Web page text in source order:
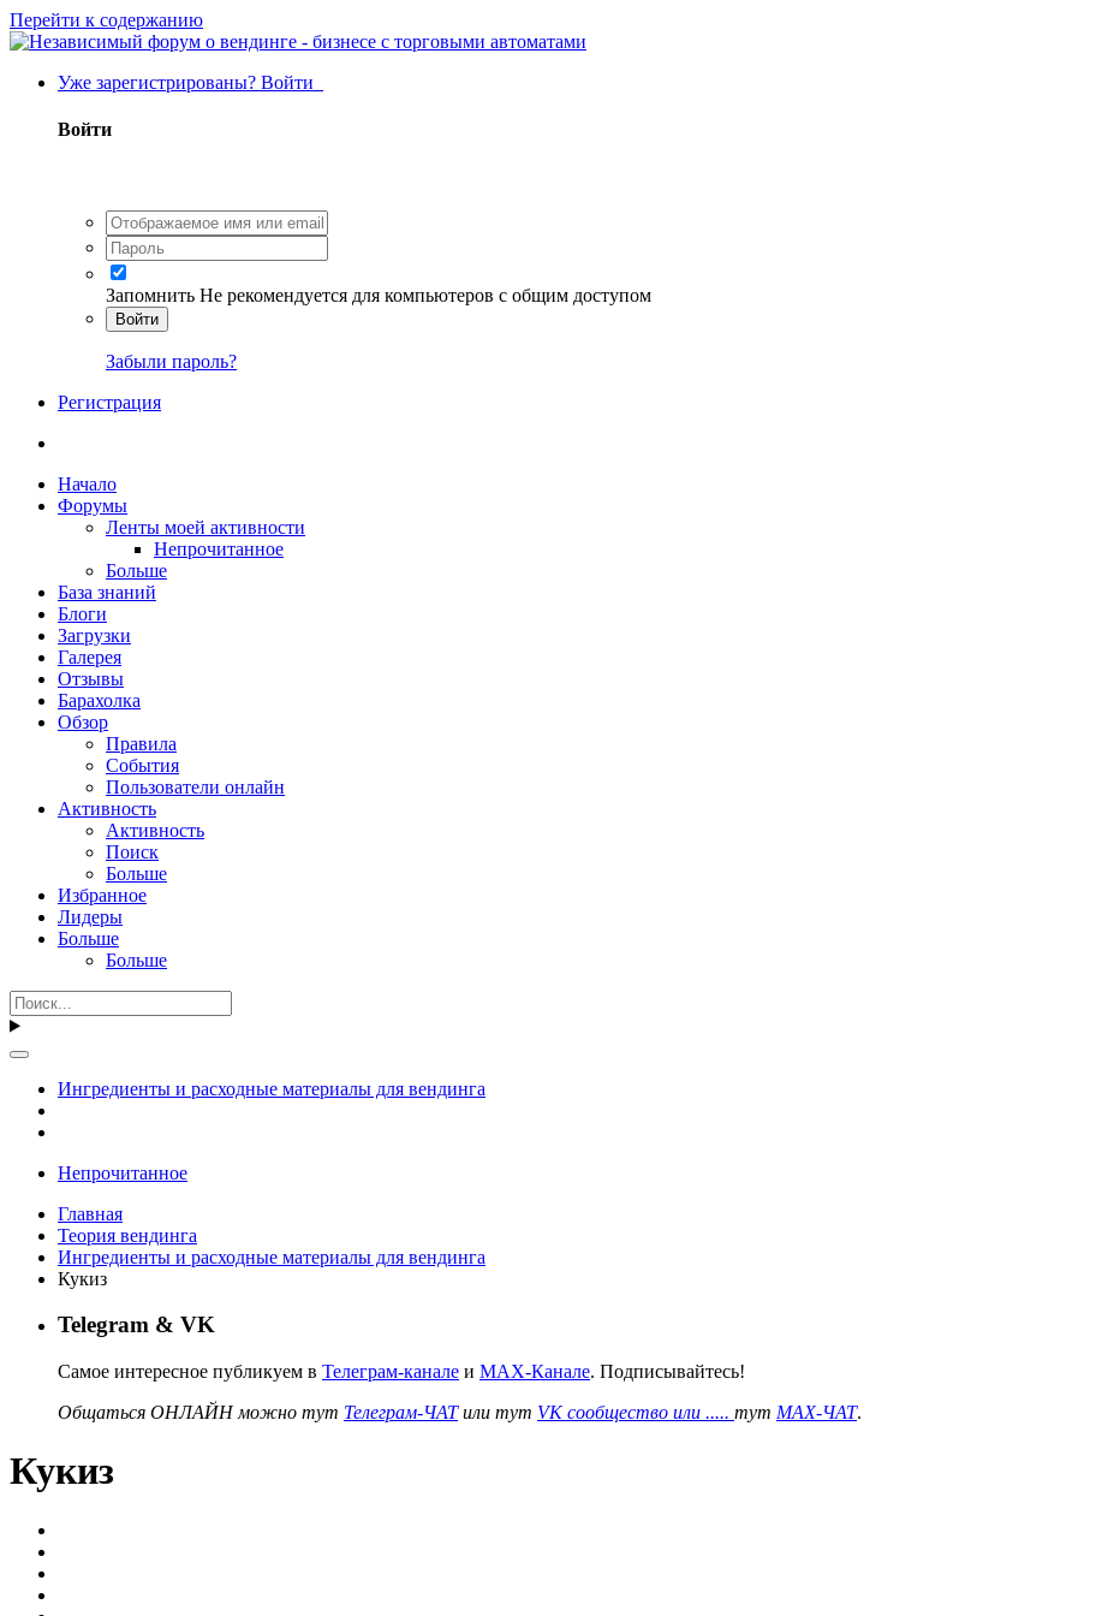
Перейти к содержанию
Уже зарегистрированы? Войти
Войти
Запомнить Не рекомендуется для компьютеров с общим доступом
Войти
Забыли пароль?
Регистрация
Начало
Форумы
Ленты моей активности
Непрочитанное
Больше
База знаний
Блоги
Загрузки
Галерея
Отзывы
Барахолка
Обзор
Правила
События
Пользователи онлайн
Активность
Активность
Поиск
Больше
Избранное
Лидеры
Больше
Больше
Ингредиенты и расходные материалы для вендинга
Непрочитанное
Главная
Теория вендинга
Ингредиенты и расходные материалы для вендинга
Кукиз
Telegram & VK
Самое интересное публикуем в Телеграм-канале и MAX-Канале. Подписывайтесь!
Общаться ОНЛАЙН можно тут Телеграм-ЧАТили тут VK сообщество или ..... тут MAX-ЧАТ.
Кукиз